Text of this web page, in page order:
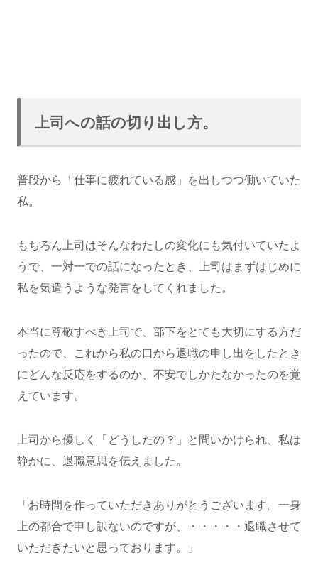
上司への話の切り出し方。
普段から「仕事に疲れている感」を出しつつ働いていた
私。
もちろん上司はそんなわたしの変化にも気付いていたよ
うで、一対一での話になったとき、上司はまずはじめに
私を気遣うような発言をしてくれました。
本当に尊敬すべき上司で、部下をとても大切にする方だ
ったので、これから私の口から退職の申し出をしたとき
にどんな反応をするのか、不安でしかたなかったのを覚
えています。
上司から優しく「どうしたの？」と問いかけられ、私は
静かに、退職意思を伝えました。
「お時間を作っていただきありがとうございます。一身
上の都合で申し訳ないのですが、・・・・・退職させて
いただきたいと思っております。」